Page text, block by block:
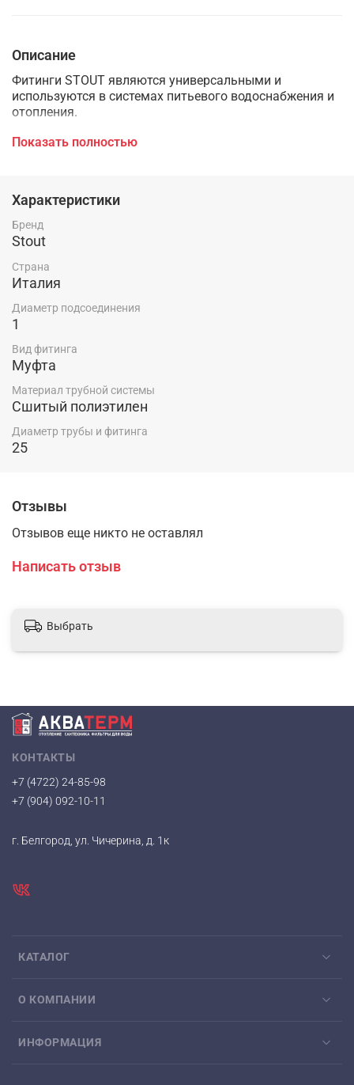
Описание
Фитинги STOUT являются универсальными и
используются в системах питьевого водоснабжения и
отопления.
Фитинги выполнены из высококачественной латуни по
Широкая номенклатура фитингов STOUT позволяет
Фитинги STOUT обеспечивают повышенную
надёжность соединений системы, потому что имеют
полный упорный буртик.
Показать полностью
Характеристики
Бренд
Stout
Страна
Италия
Диаметр подсоединения
1
Вид фитинга
Муфта
Материал трубной системы
Сшитый полиэтилен
Диаметр трубы и фитинга
25
Отзывы
Отзывов еще никто не оставлял
Написать отзыв
Выбрать
КАТАЛОГ
О КОМПАНИИ
ИНФОРМАЦИЯ
КОНТАКТЫ
+7 (4722) 24-85-98
+7 (904) 092-10-11
г. Белгород, ул. Чичерина, д. 1к